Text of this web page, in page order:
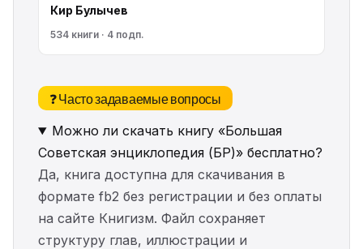
Кир Булычев
534 книги · 4 подп.
❓ Часто задаваемые вопросы
Можно ли скачать книгу «Большая
Советская энциклопедия (БР)» бесплатно?
Да, книга доступна для скачивания в
формате fb2 без регистрации и без оплаты
на сайте Книгизм. Файл сохраняет
структуру глав, иллюстрации и